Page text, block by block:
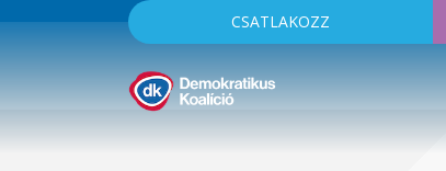
CSATLAKOZZ